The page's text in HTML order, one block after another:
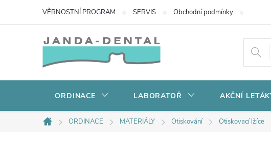
VĚRNOSTNÍ PROGRAM SERVIS Obchodní podmínky
ORDINACE LABORATOŘ AKČNÍ
Domů
ORDINACE MATERIÁLY Otiskování Otiskovací lžíce